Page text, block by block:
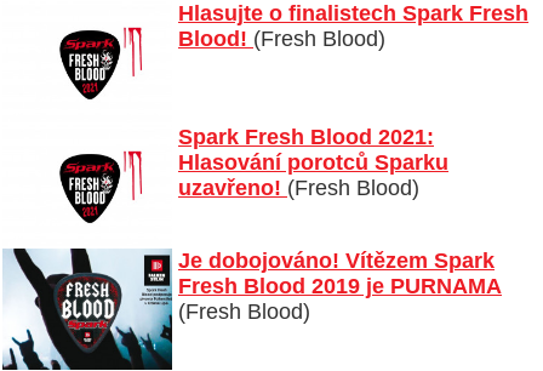
Hlasujte o finalistech Spark Fresh
Blood! (Fresh Blood)
Spark Fresh Blood 2021:
Hlasování porotců Sparku
uzavřeno! (Fresh Blood)
Je dobojováno! Vítězem Spark
Fresh Blood 2019 je PURNAMA
(Fresh Blood)